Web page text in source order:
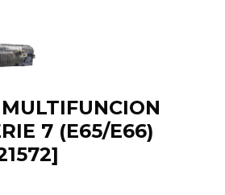
7 (E65/E66)